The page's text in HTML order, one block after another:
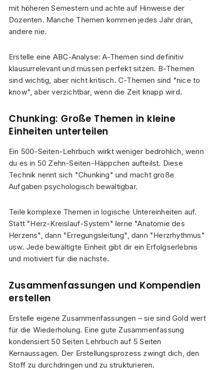
mit höheren Semestern und achte auf Hinweise der
Dozenten. Manche Themen kommen jedes Jahr dran,
andere nie.
Erstelle eine ABC-Analyse: A-Themen sind definitiv
klausurrelevant und müssen perfekt sitzen. B-Themen
sind wichtig, aber nicht kritisch. C-Themen sind "nice to
know", aber verzichtbar, wenn die Zeit knapp wird.
Chunking: Große Themen in kleine
Einheiten unterteilen
Ein 500-Seiten-Lehrbuch wirkt weniger bedrohlich, wenn
du es in 50 Zehn-Seiten-Häppchen aufteilst. Diese
Technik nennt sich "Chunking" und macht große
Aufgaben psychologisch bewältigbar.
Teile komplexe Themen in logische Untereinheiten auf.
Statt "Herz-Kreislauf-System" lerne "Anatomie des
Herzens", dann "Erregungsleitung", dann "Herzrhythmus"
usw. Jede bewältigte Einheit gibt dir ein Erfolgserlebnis
und motiviert für die nächste.
Zusammenfassungen und Kompendien
erstellen
Erstelle eigene Zusammenfassungen – sie sind Gold wert
für die Wiederholung. Eine gute Zusammenfassung
kondensiert 50 Seiten Lehrbuch auf 5 Seiten
Kernaussagen. Der Erstellungsprozess zwingt dich, den
Stoff zu durchdringen und zu strukturieren.